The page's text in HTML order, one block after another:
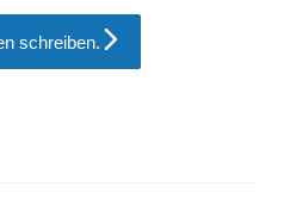
schreiben.